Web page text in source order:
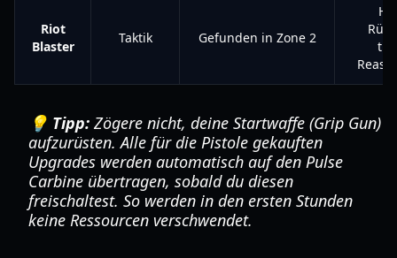
Riot
Blaster
Taktik Gefunden in Zone 2
💡 Tipp: Zögere nicht, deine Startwaffe (Grip Gun)
aufzurüsten. Alle für die Pistole gekauften
Upgrades werden automatisch auf den Pulse
Carbine übertragen, sobald du diesen
freischaltest. So werden in den ersten Stunden
keine Ressourcen verschwendet.